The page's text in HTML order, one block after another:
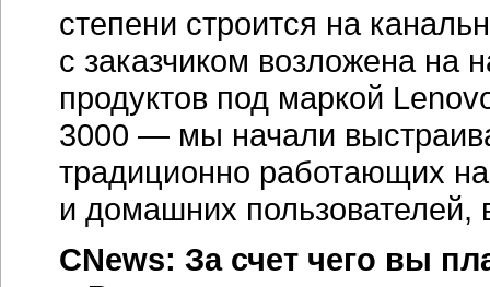
степени строится на
с заказчиком возложена на
продуктов под маркой
3000 — мы начали
традиционно работающих
и домашних пользователей,
CNews: За счет чего вы